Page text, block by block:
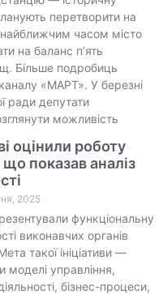
перетворити на
часом місто
на баланс п’ять
Більше подробиць
«МАРТ». У березні
ради депутати
можливість
оцінили роботу
показав аналіз
2025
функціональну
виконавчих органів
такої ініціативи —
моделі управління,
бізнес-процеси,